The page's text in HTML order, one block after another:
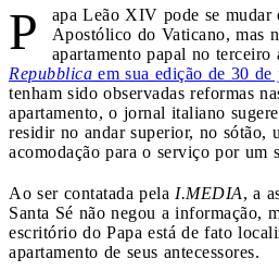
P
apa Leão XIV pode se mudar
Apostólico do Vaticano, mas
apartamento papal no terceiro
Repubblica em sua edição de 30
tenham sido observadas reformas
apartamento, o jornal italiano
residir no andar superior, no sótão,
acomodação para o serviço por um
Ao ser contatada pela I.MEDIA, a
Santa Sé não negou a informação,
escritório do Papa está de fato
apartamento de seus antecessores.